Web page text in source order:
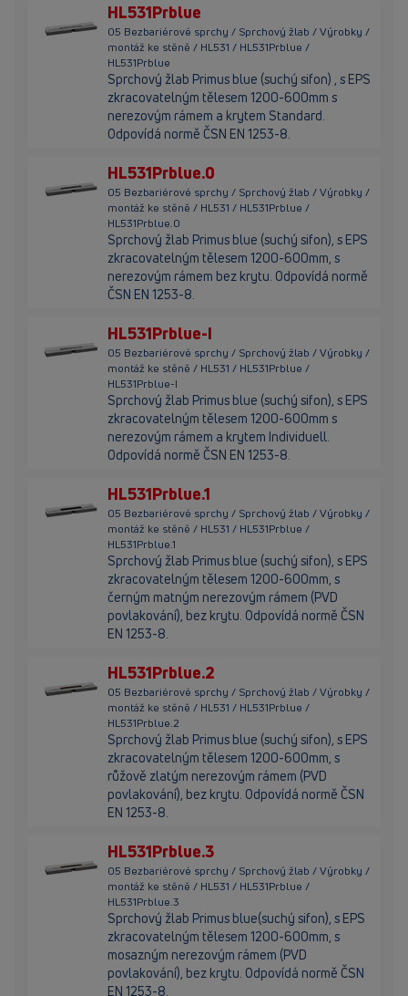
HL531Prblue
05 Bezbariérové sprchy / Sprchový žlab / Výrobky /
montáž ke stěně / HL531 / HL531Prblue /
HL531Prblue
Sprchový žlab Primus blue (suchý sifon) , s EPS
zkracovatelným tělesem 1200-600mm s
nerezovým rámem a krytem Standard.
Odpovídá normě ČSN EN 1253-8.
HL531Prblue.0
05 Bezbariérové sprchy / Sprchový žlab / Výrobky /
montáž ke stěně / HL531 / HL531Prblue /
HL531Prblue.0
Sprchový žlab Primus blue (suchý sifon), s EPS
zkracovatelným tělesem 1200-600mm, s
nerezovým rámem bez krytu. Odpovídá normě
ČSN EN 1253-8.
HL531Prblue-I
05 Bezbariérové sprchy / Sprchový žlab / Výrobky /
montáž ke stěně / HL531 / HL531Prblue /
HL531Prblue-I
Sprchový žlab Primus blue (suchý sifon), s EPS
zkracovatelným tělesem 1200-600mm s
nerezovým rámem a krytem Individuell.
Odpovídá normě ČSN EN 1253-8.
HL531Prblue.1
05 Bezbariérové sprchy / Sprchový žlab / Výrobky /
montáž ke stěně / HL531 / HL531Prblue /
HL531Prblue.1
Sprchový žlab Primus blue (suchý sifon), s EPS
zkracovatelným tělesem 1200-600mm, s
černým matným nerezovým rámem (PVD
povlakování), bez krytu. Odpovídá normě ČSN
EN 1253-8.
HL531Prblue.2
05 Bezbariérové sprchy / Sprchový žlab / Výrobky /
montáž ke stěně / HL531 / HL531Prblue /
HL531Prblue.2
Sprchový žlab Primus blue (suchý sifon), s EPS
zkracovatelným tělesem 1200-600mm, s
růžově zlatým nerezovým rámem (PVD
povlakování), bez krytu. Odpovídá normě ČSN
EN 1253-8.
HL531Prblue.3
05 Bezbariérové sprchy / Sprchový žlab / Výrobky /
montáž ke stěně / HL531 / HL531Prblue /
HL531Prblue.3
Sprchový žlab Primus blue(suchý sifon), s EPS
zkracovatelným tělesem 1200-600mm, s
mosazným nerezovým rámem (PVD
povlakování), bez krytu. Odpovídá normě ČSN
EN 1253-8.